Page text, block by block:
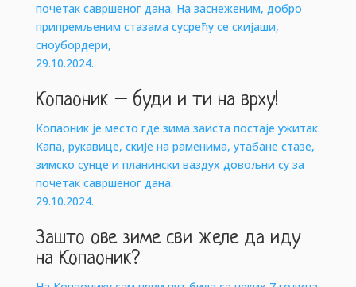
почетак савршеног дана. На заснеженим, добро
припремљеним стазама сусрећу се скијаши,
сноубордери,
29.10.2024.
Копаоник – буди и ти на врху!
Копаоник је место где зима заиста постаје ужитак.
Капа, рукавице, скије на раменима, утабане стазе,
зимско сунце и планински ваздух довољни су за
почетак савршеног дана.
29.10.2024.
Зашто ове зиме сви желе да иду
на Копаоник?